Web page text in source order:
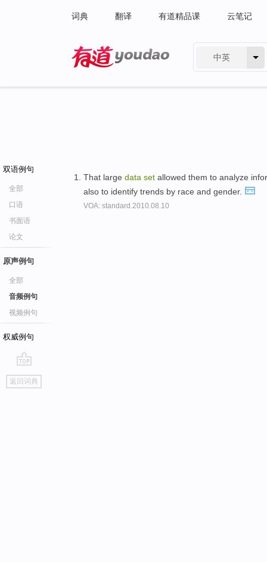
词典 翻译 有道精品课 云笔记
中英
双语例句
全部
口语
书面语
论文
原声例句
全部
音频例句
视频例句
权威例句
go
top
返回词典
That large data set allowed them to analyze
also to identify trends by race and gender.
VOA: standard.2010.08.10